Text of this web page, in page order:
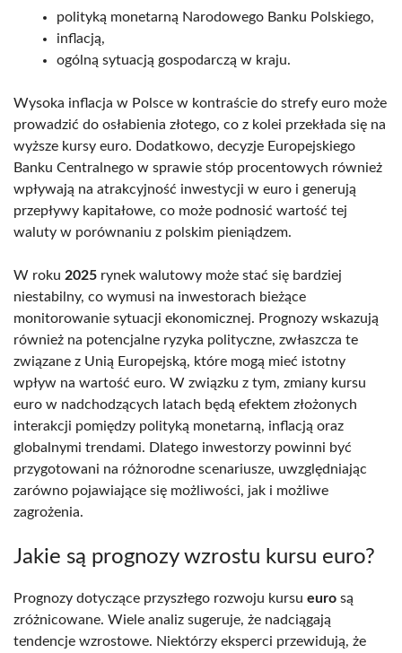
polityką monetarną Narodowego Banku Polskiego,
inflacją,
ogólną sytuacją gospodarczą w kraju.
Wysoka inflacja w Polsce w kontraście do strefy euro może
prowadzić do osłabienia złotego, co z kolei przekłada się na
wyższe kursy euro. Dodatkowo, decyzje Europejskiego
Banku Centralnego w sprawie stóp procentowych również
wpływają na atrakcyjność inwestycji w euro i generują
przepływy kapitałowe, co może podnosić wartość tej
waluty w porównaniu z polskim pieniądzem.
W roku 2025 rynek walutowy może stać się bardziej
niestabilny, co wymusi na inwestorach bieżące
monitorowanie sytuacji ekonomicznej. Prognozy wskazują
również na potencjalne ryzyka polityczne, zwłaszcza te
związane z Unią Europejską, które mogą mieć istotny
wpływ na wartość euro. W związku z tym, zmiany kursu
euro w nadchodzących latach będą efektem złożonych
interakcji pomiędzy polityką monetarną, inflacją oraz
globalnymi trendami. Dlatego inwestorzy powinni być
przygotowani na różnorodne scenariusze, uwzględniając
zarówno pojawiające się możliwości, jak i możliwe
zagrożenia.
Jakie są prognozy wzrostu kursu euro?
Prognozy dotyczące przyszłego rozwoju kursu euro są
zróżnicowane. Wiele analiz sugeruje, że nadciągają
tendencje wzrostowe. Niektórzy eksperci przewidują, że